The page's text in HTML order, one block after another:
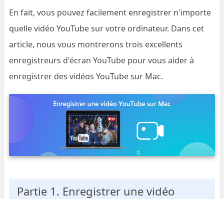
En fait, vous pouvez facilement enregistrer n'importe
quelle vidéo YouTube sur votre ordinateur. Dans cet
article, nous vous montrerons trois excellents
enregistreurs d'écran YouTube pour vous aider à
enregistrer des vidéos YouTube sur Mac.
Partie 1. Enregistrer une vidéo